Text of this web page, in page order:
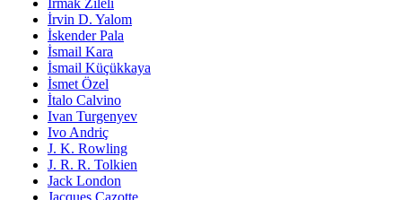
Irmak Zileli
İrvin D. Yalom
İskender Pala
İsmail Kara
İsmail Küçükkaya
İsmet Özel
İtalo Calvino
Ivan Turgenyev
Ivo Andriç
J. K. Rowling
J. R. R. Tolkien
Jack London